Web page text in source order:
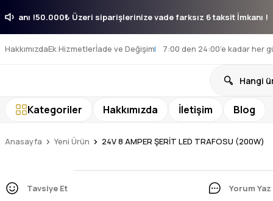
İmkanı !50.000₺ Üzeri siparişlerinize vade farksız 6 taksit
HakkımızdaEk Hizmetlerİade ve Değişim 7:00 den 24:00’e kadar her
Kategoriler Hakkımızda İletişim Blog
Anasayfa Yeni Ürün 24V 8 AMPER ŞERİT LED TRAFOSU (200W)
Tavsiye Et
Yorum Yaz